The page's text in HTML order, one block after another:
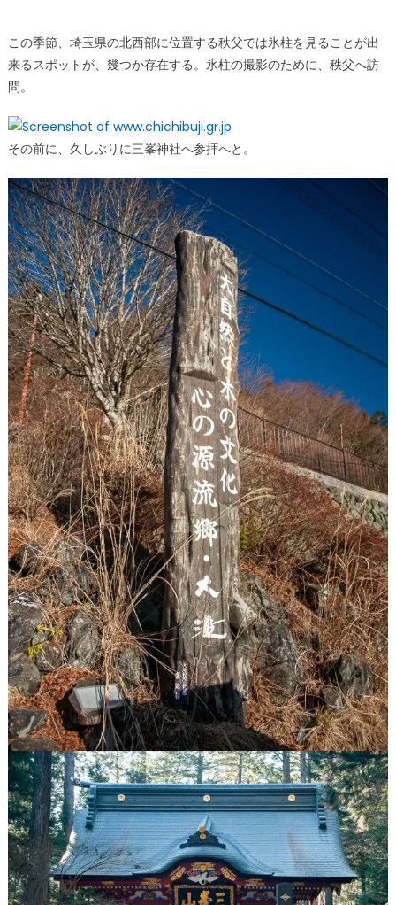
この季節、埼玉県の北西部に位置する秩父では氷柱を見ることが出
来るスポットが、幾つか存在する。氷柱の撮影のために、秩父へ訪
問。
その前に、久しぶりに三峯神社へ参拝へと。